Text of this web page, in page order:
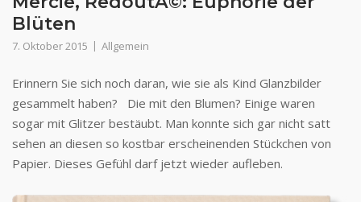
Blüten
7. Oktober 2015 Allgemein
Erinnern Sie sich noch daran, wie sie als Kind Glanzbilder
gesammelt haben? Die mit den Blumen? Einige waren
sogar mit Glitzer bestäubt. Man konnte sich gar nicht satt
sehen an diesen so kostbar erscheinenden Stückchen von
Papier. Dieses Gefühl darf jetzt wieder aufleben.